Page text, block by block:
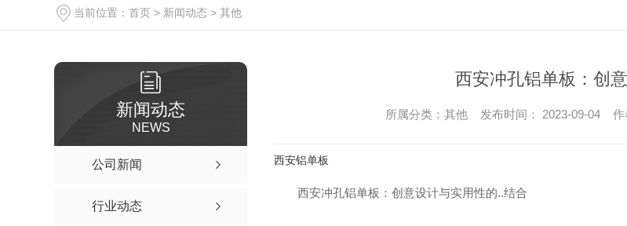
当前位置： 首页 > 新闻动态 > 其他
新闻动态
NEWS
公司新闻
行业动态
西安冲孔铝单板：创
所属分类：其他 发布时间： 2023-09-04 作
西安铝单板
西安冲孔铝单板：创意设计与实用性的..结合